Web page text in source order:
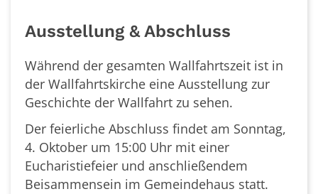
Ausstellung & Abschluss
Während der gesamten Wallfahrtszeit ist in
der Wallfahrtskirche eine Ausstellung zur
Geschichte der Wallfahrt zu sehen.
Der feierliche Abschluss findet am Sonntag,
4. Oktober um 15:00 Uhr mit einer
Eucharistiefeier und anschließendem
Beisammensein im Gemeindehaus statt.